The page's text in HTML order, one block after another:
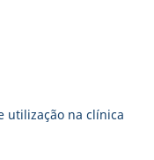
utilização na clínica